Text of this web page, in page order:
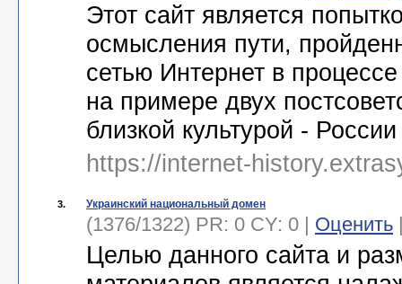
Этот сайт является
осмысления пути,
сетью Интернет в
на примере двух
близкой культурой -
https://internet-
3. Украинский национальный домен
(1376/1322) PR: 0 CY: 0 | Оценить
Целью данного сайта и